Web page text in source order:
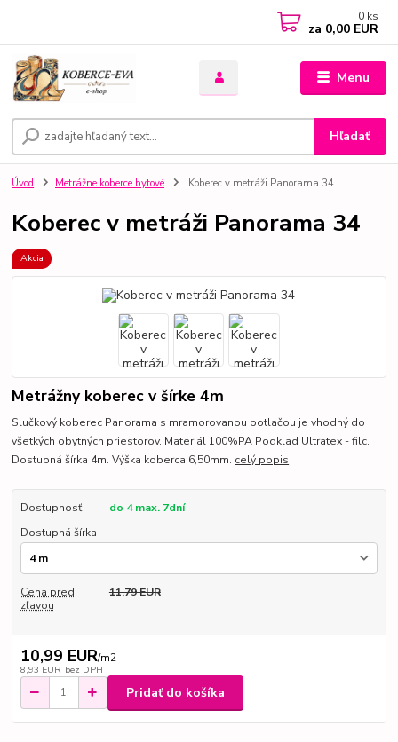
Menu
Hľadať
0 ks
za 0,00 EUR
Úvod Metrážne koberce bytové Koberec v metráži Panorama 34
Koberec v metráži Panorama 34
Akcia
Metrážny koberec v šírke 4m
Slučkový koberec Panorama s mramorovanou potlačou je vhodný do
všetkých obytných priestorov. Materiál 100%PA Podklad Ultratex - filc.
Dostupná šírka 4m. Výška koberca 6,50mm. celý popis
Dostupnosť
do 4 max. 7dní
Dostupná šírka
Cena pred
zľavou
11,79 EUR
10,99 EUR/m2
8,93 EUR bez DPH
Pridať do košíka